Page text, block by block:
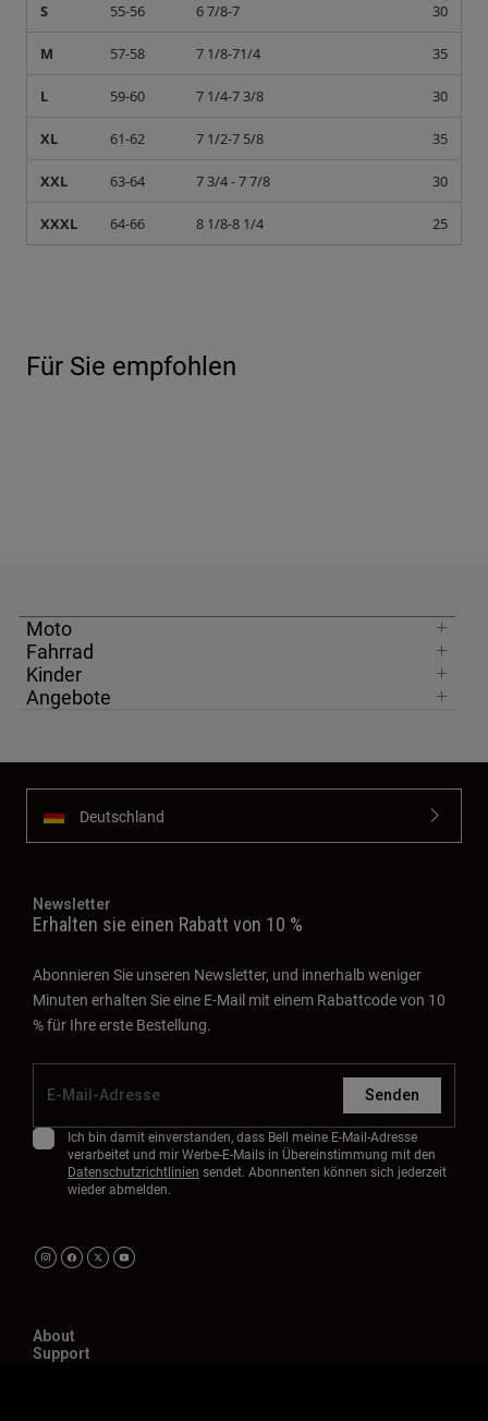
S 55-56 6 7/8-7 30
M 57-58 7 1/8-71/4 35
L 59-60 7 1/4-7 3/8 30
XL 61-62 7 1/2-7 5/8 35
XXL 63-64 7 3/4 - 7 7/8 30
XXXL 64-66 8 1/8-8 1/4 25
Für Sie empfohlen
Moto
Fahrrad
Kinder
Angebote
Deutschland
Newsletter
Erhalten sie einen Rabatt von 10 %
Abonnieren Sie unseren Newsletter, und innerhalb weniger
Minuten erhalten Sie eine E-Mail mit einem Rabattcode von 10
% für Ihre erste Bestellung.
Senden
Ich bin damit einverstanden, dass Bell meine E-Mail-Adresse
verarbeitet und mir Werbe-E-Mails in Übereinstimmung mit den
Datenschutzrichtlinien sendet. Abonnenten können sich jederzeit
wieder abmelden.
About
Support